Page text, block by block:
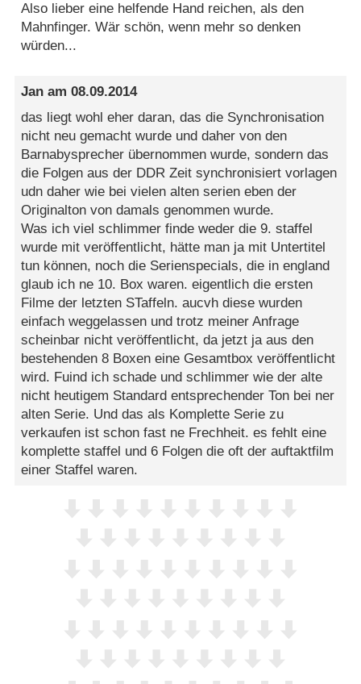
Also lieber eine helfende Hand reichen, als den
Mahnfinger. Wär schön, wenn mehr so denken
würden...
Jan am08.09.2014
das liegt wohl eher daran, das die Synchronisation
nicht neu gemacht wurde und daher von den
Barnabysprecher übernommen wurde, sondern das
die Folgen aus der DDR Zeit synchronisiert vorlagen
udn daher wie bei vielen alten serien eben der
Originalton von damals genommen wurde.
Was ich viel schlimmer finde weder die 9. staffel
wurde mit veröffentlicht, hätte man ja mit Untertitel
tun können, noch die Serienspecials, die in england
glaub ich ne 10. Box waren. eigentlich die ersten
Filme der letzten STaffeln. aucvh diese wurden
einfach weggelassen und trotz meiner Anfrage
scheinbar nicht veröffentlicht, da jetzt ja aus den
bestehenden 8 Boxen eine Gesamtbox veröffentlicht
wird. Fuind ich schade und schlimmer wie der alte
nicht heutigem Standard entsprechender Ton bei ner
alten Serie. Und das als Komplette Serie zu
verkaufen ist schon fast ne Frechheit. es fehlt eine
komplette staffel und 6 Folgen die oft der auftaktfilm
einer Staffel waren.